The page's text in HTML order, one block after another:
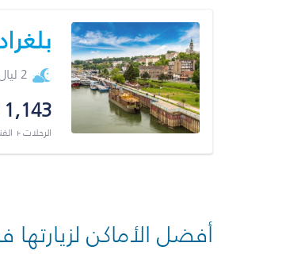
2 ليال
1,143
الرحلات +
أفضل الأماكن